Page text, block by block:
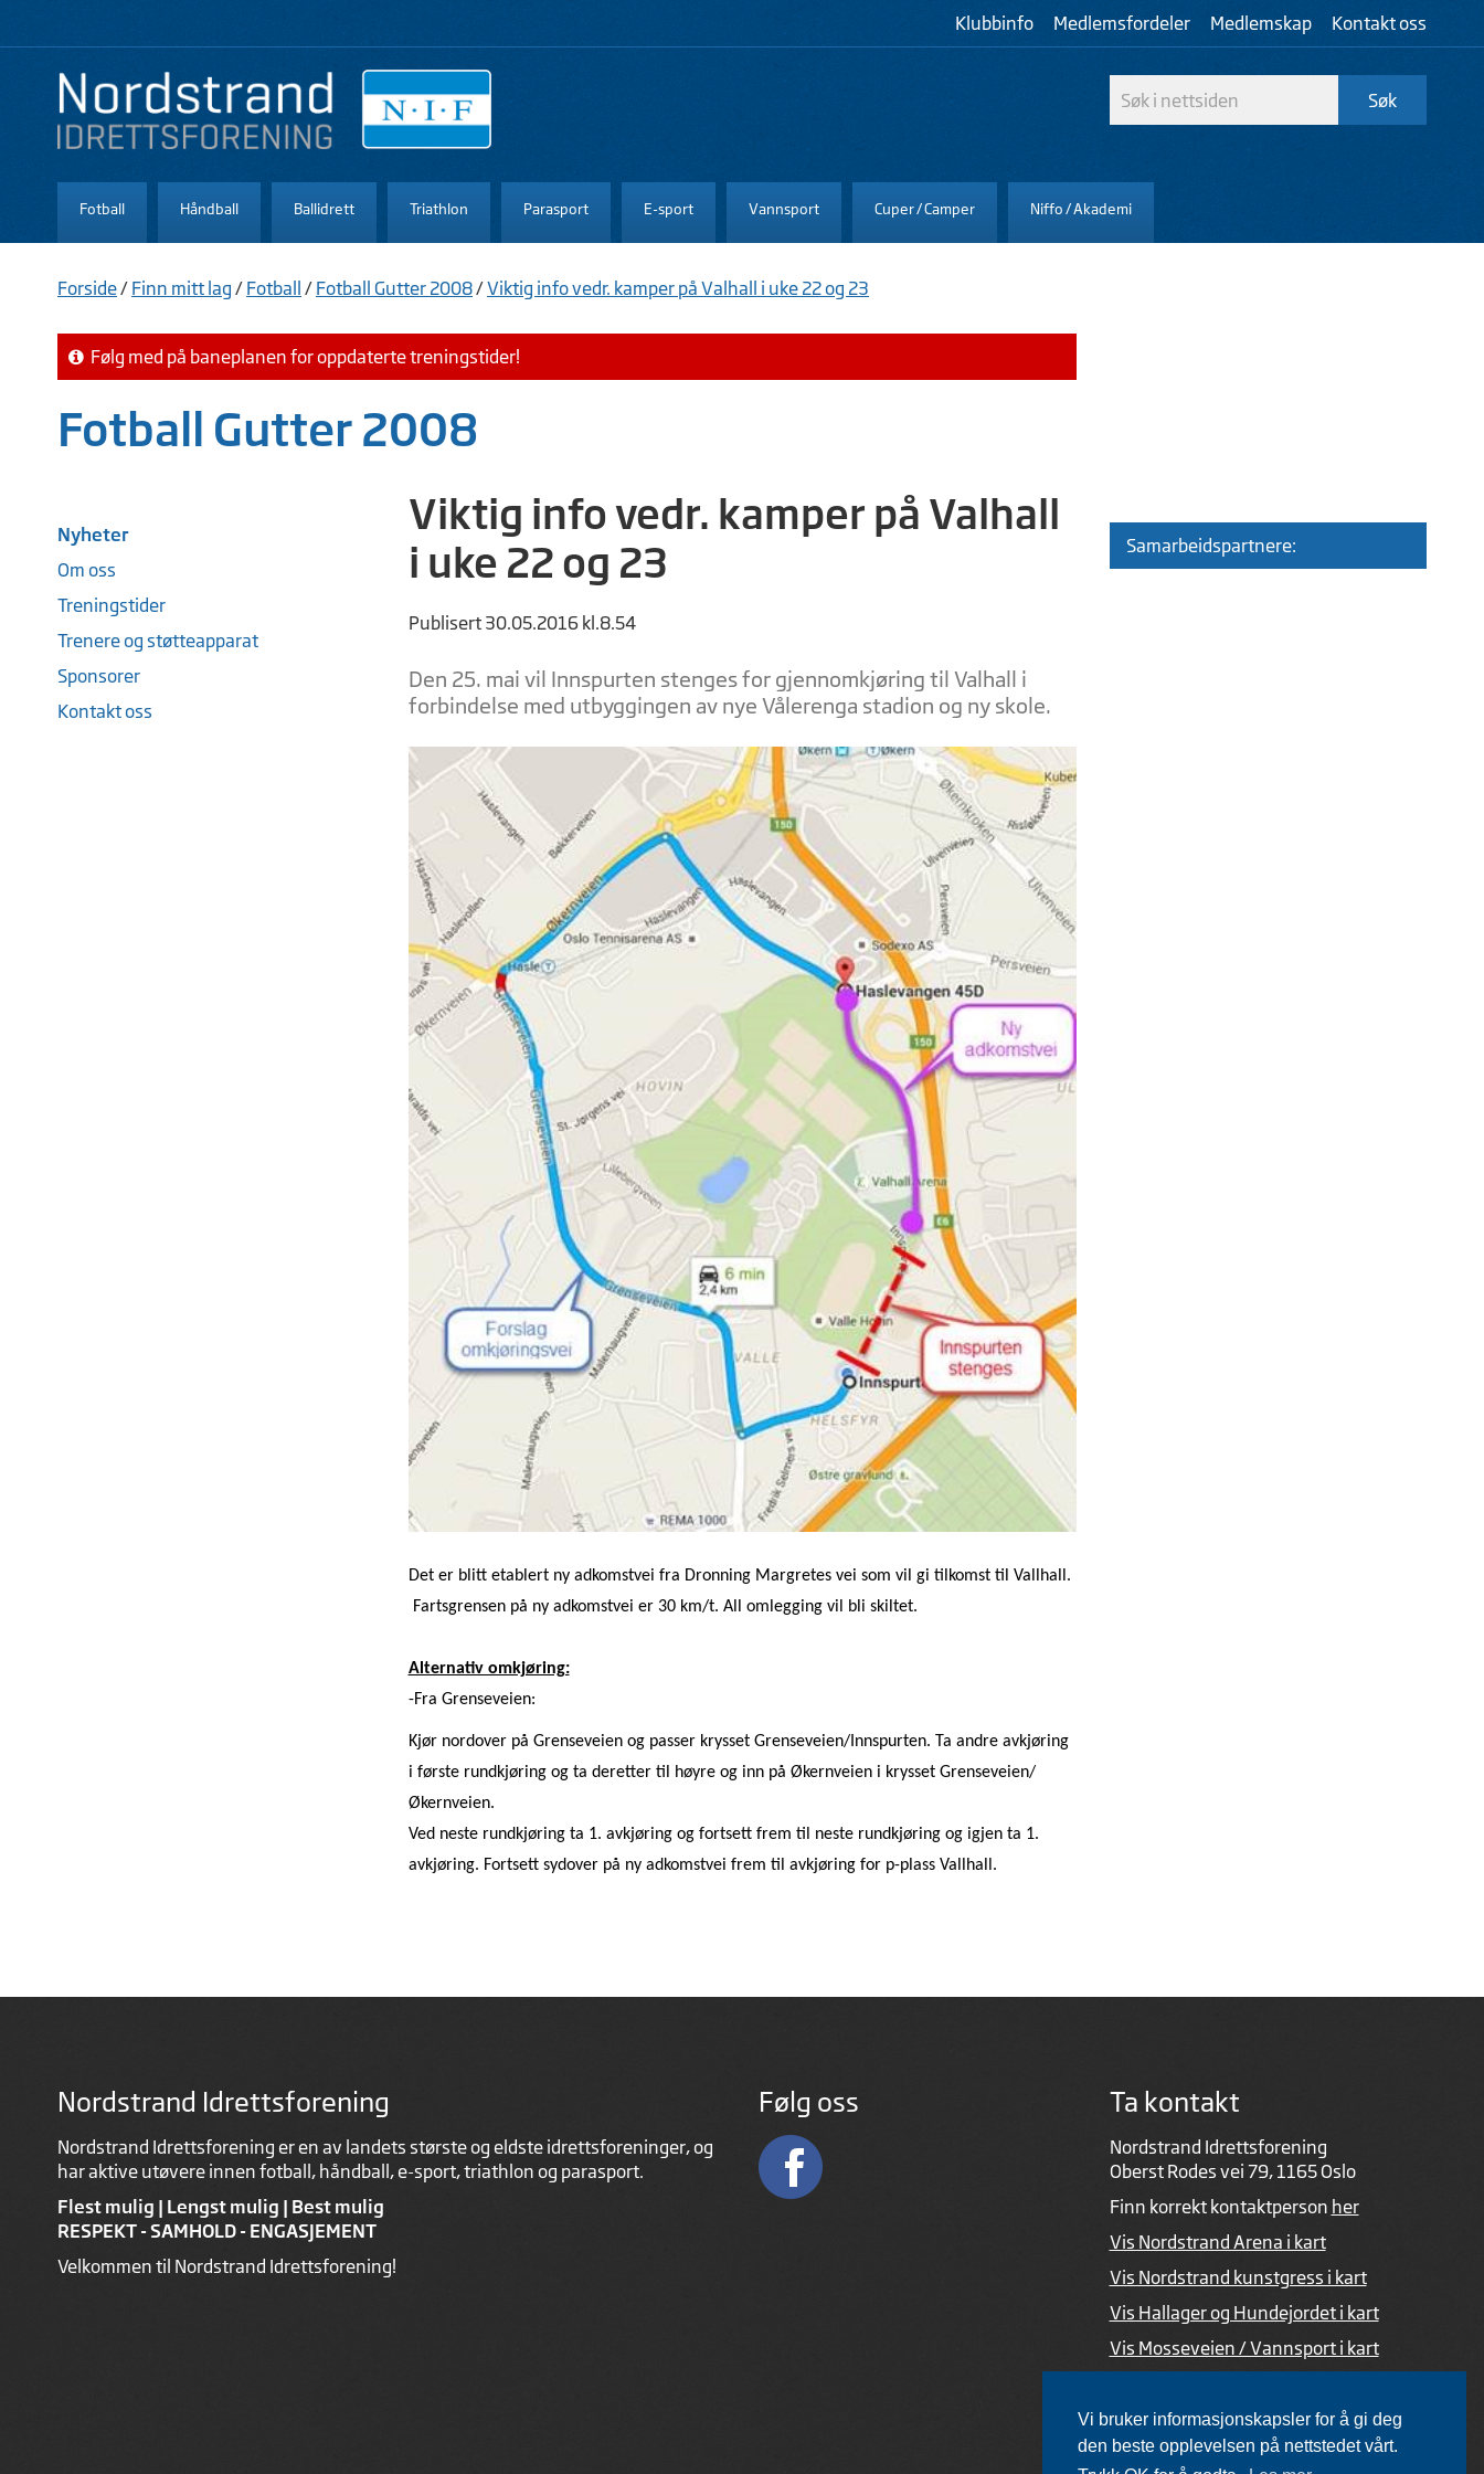
Vi bruker informasjonskapsler for å gi deg
den beste opplevelsen på nettstedet vårt.
Klubbinfo Medlemsfordeler Medlemskap Kontakt oss
Fotball Håndball Ballidrett Triathlon Parasport E-sport Vannsport Cuper / Camper Niffo / Akademi
Forside/ Finn mitt lag / Fotball / Fotball Gutter 2008/Viktig info vedr. kamper på Valhall i uke 22 og 23
Følg med på baneplanen for oppdaterte treningstider!
Fotball Gutter 2008
Nyheter
Om oss
Treningstider
Trenere og støtteapparat
Sponsorer
Kontakt oss
Viktig info vedr. kamper på Valhall
i uke 22 og 23
Publisert 30.05.2016 kl.8.54
Den 25. mai vil Innspurten stenges for gjennomkjøring til Valhall i
forbindelse med utbyggingen av nye Vålerenga stadion og ny skole.
Det er blitt etablert ny adkomstvei fra Dronning Margretes vei som vil gi tilkomst til Vallhall.
Fartsgrensen på ny adkomstvei er 30 km/t. All omlegging vil bli skiltet.
Alternativ omkjøring:
-Fra Grenseveien:
Kjør nordover på Grenseveien og passer krysset Grenseveien/Innspurten. Ta andre avkjøring
i første rundkjøring og ta deretter til høyre og inn på Økernveien i krysset Grenseveien/
Økernveien.
Ved neste rundkjøring ta 1. avkjøring og fortsett frem til neste rundkjøring og igjen ta 1.
avkjøring. Fortsett sydover på ny adkomstvei frem til avkjøring for p-plass Vallhall.
Samarbeidspartnere:
Nordstrand Idrettsforening
Nordstrand Idrettsforening er en av landets største og eldste idrettsforeninger, og
har aktive utøvere innen fotball, håndball, e-sport, triathlon og parasport.
Flest mulig | Lengst mulig | Best mulig
RESPEKT - SAMHOLD - ENGASJEMENT
Velkommen til Nordstrand Idrettsforening!
Følg oss Ta kontakt
Nordstrand Idrettsforening
Oberst Rodes vei 79, 1165 Oslo
Finn korrekt kontaktperson her
Vis Nordstrand Arena i kart
Vis Nordstrand kunstgress i kart
Vis Hallager og Hundejordet i kart
Vis Mosseveien / Vannsport i kart